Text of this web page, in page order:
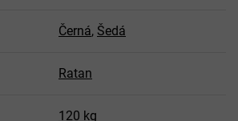
Černá, Šedá
Ratan
120 kg